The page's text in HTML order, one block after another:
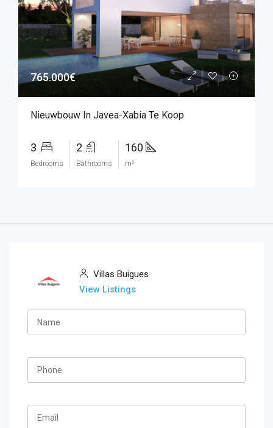
765.000€
Nieuwbouw In Javea-Xabia Te Koop
3
Bedrooms
2
Bathrooms
160
m²
Villas Buigues
View Listings